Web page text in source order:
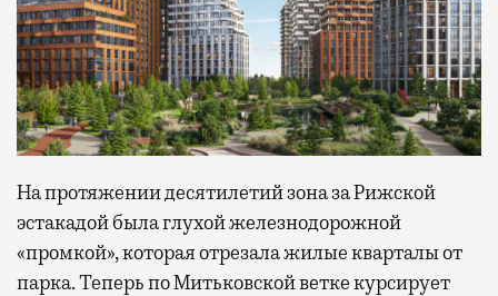
На протяжении десятилетий зона за Рижской
эстакадой была глухой железнодорожной
«промкой», которая отрезала жилые кварталы от
парка. Теперь по Митьковской ветке курсирует